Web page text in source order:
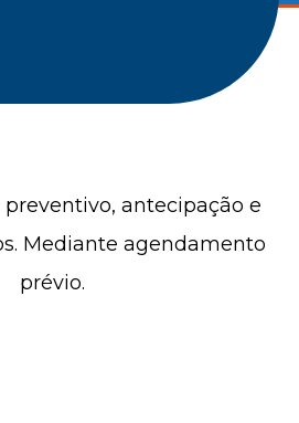
antecipação e
Mediante agendamento
prévio.